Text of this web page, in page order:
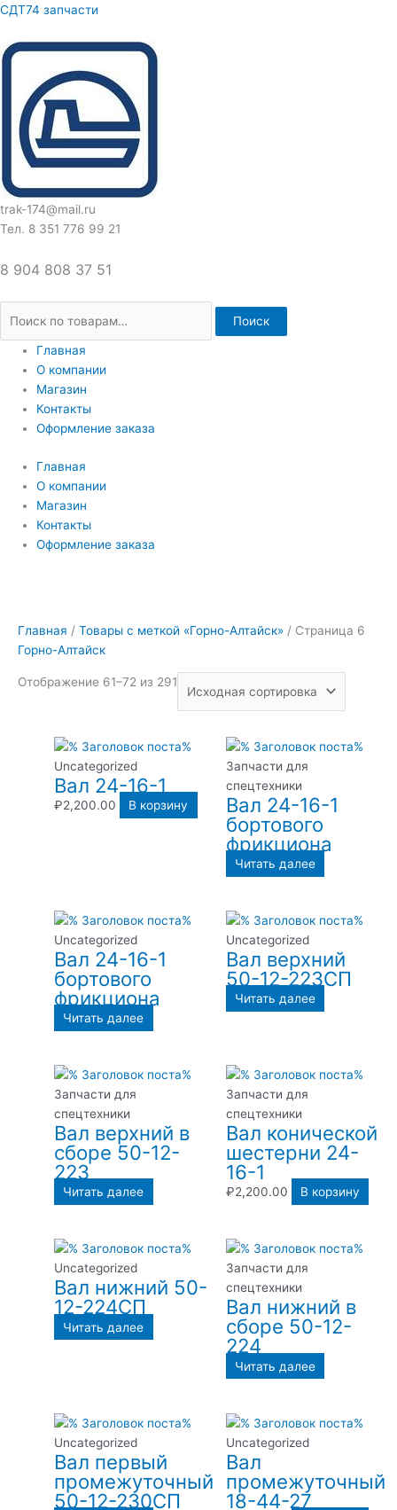
Перейти
содержимому
СДТ74 запчасти
trak-174@mail.ru
Тел. 8 351 776 99 21
8 904 808 37 51
Искать:
Поиск
Главная
О компании
Магазин
Контакты
Оформление заказа
Главная
О компании
Магазин
Контакты
Оформление заказа
Главная / Товары с меткой «Горно-Алтайск» / Страница 6
Горно-Алтайск
Отображение 61–72 из 291
Uncategorized
Вал 24-16-1
₽2,200.00 В корзину
Запчасти для
спецтехники
Вал 24-16-1
бортового
фрикциона
Читать далее
Uncategorized
Вал 24-16-1
бортового
фрикциона
Читать далее
Uncategorized
Вал верхний
50-12-223СП
Читать далее
Запчасти для
спецтехники
Вал верхний в
сборе 50-12-
223
Читать далее
Запчасти для
спецтехники
Вал конической
шестерни 24-
16-1
₽2,200.00 В корзину
Uncategorized
Вал нижний 50-
12-224СП
Читать далее
Запчасти для
спецтехники
Вал нижний в
сборе 50-12-
224
Читать далее
Uncategorized
Вал первый
промежуточный
50-12-230СП
Uncategorized
Вал
промежуточный
18-44-27